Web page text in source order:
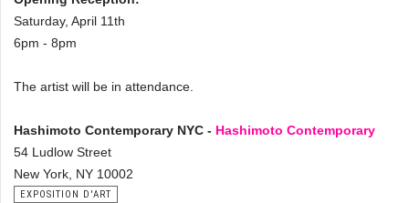
Saturday, April 11th
6pm - 8pm
The artist will be in attendance.
Hashimoto Contemporary NYC - Hashimoto Contemporary
54 Ludlow Street
New York, NY 10002
EXPOSITION D'ART